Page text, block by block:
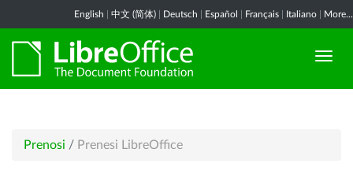
English 中文 (简体) Deutsch Español Français Italiano More...
Prenosi / Prenesi LibreOffice